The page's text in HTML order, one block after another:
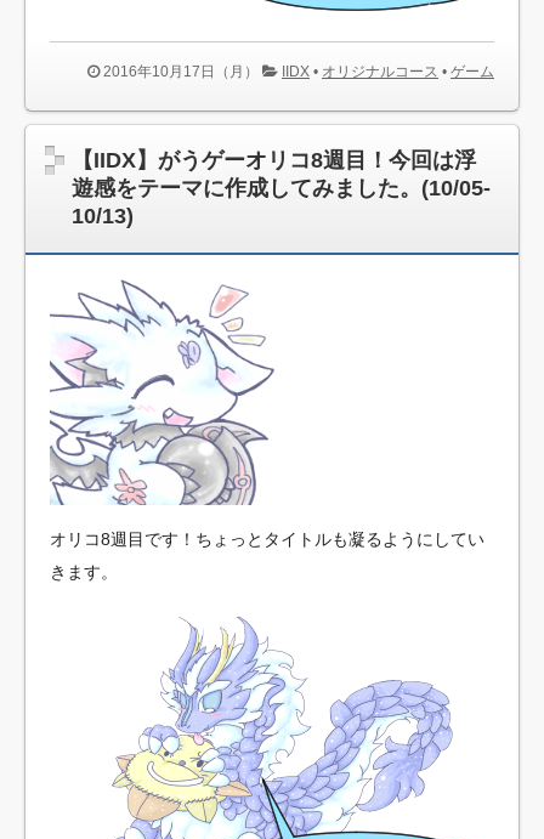
2016年10月17日（月） IIDX • オリジナルコース • ゲーム
【IIDX】がうゲーオリコ8週目！今回は浮
遊感をテーマに作成してみました。(10/05-
10/13)
オリコ8週目です！ちょっとタイトルも凝るようにしてい
きます。